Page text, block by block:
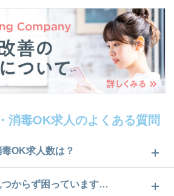
消毒OK求人のよくある質問
OK求人数は？
毒OK求人数は898件です。どの
からず困っています…